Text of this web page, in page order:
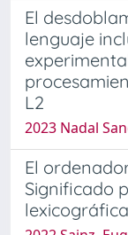
El
lenguaje
L2
2023 Nadal
El
Significado
lexicográfica